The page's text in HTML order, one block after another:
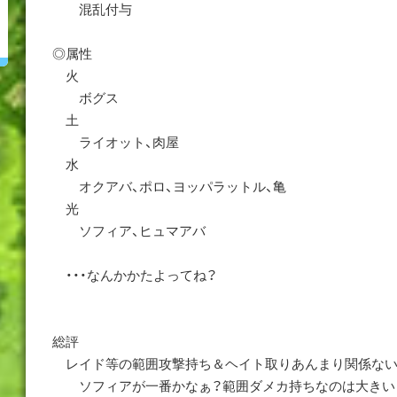
混乱付与
◎属性
火
ボグス
土
ライオット、肉屋
水
オクアバ、ポロ、ヨッパラットル、亀
光
ソフィア、ヒュマアバ
・・・なんかかたよってね？
総評
レイド等の範囲攻撃持ち＆ヘイト取りあんまり関係な
ソフィアが一番かなぁ？範囲ダメカ持ちなのは大きい